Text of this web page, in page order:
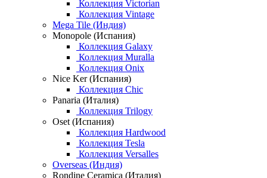
Коллекция Victorian
Коллекция Vintage
Mega Tile (Индия)
Monopole (Испания)
Коллекция Galaxy
Коллекция Muralla
Коллекция Onix
Nice Ker (Испания)
Коллекция Chic
Panaria (Италия)
Коллекция Trilogy
Oset (Испания)
Коллекция Hardwood
Коллекция Tesla
Коллекция Versalles
Overseas (Индия)
Rondine Ceramica (Италия)